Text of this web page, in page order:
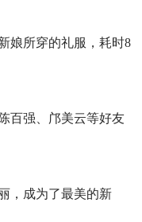
娘所穿的礼服，耗时8
百强、邝美云等好友
，成为了最美的新